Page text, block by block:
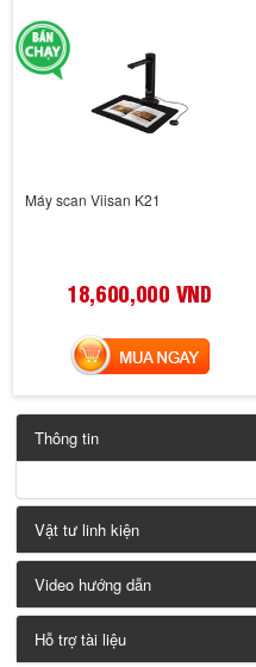
Máy scan Viisan K21
18,600,000 VND
MUA NGAY
Thông tin
Vật tư linh kiện
Video hướng dẫn
Hỗ trợ tài liệu